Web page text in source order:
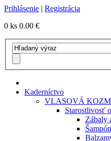
Prihlásenie | Registrácia
0 ks 0.00 €
Kaderníctvo
VLASOVÁ
Starostlivosť
Zábaly